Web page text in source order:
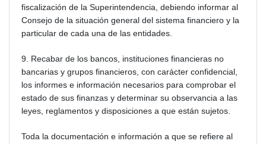
fiscalización de la Superintendencia, debiendo informar al
Consejo de la situación general del sistema financiero y la
particular de cada una de las entidades.
9. Recabar de los bancos, instituciones financieras no
bancarias y grupos financieros, con carácter confidencial,
los informes e información necesarios para comprobar el
estado de sus finanzas y determinar su observancia a las
leyes, reglamentos y disposiciones a que están sujetos.
Toda la documentación e información a que se refiere al